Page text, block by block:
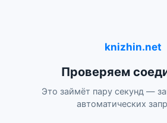
knizhin.net
Проверяем
Это займёт пару секунд —
автоматических